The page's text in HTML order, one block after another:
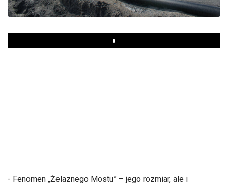
Play
- Fenomen „Żelaznego Mostu” – jego rozmiar, ale i